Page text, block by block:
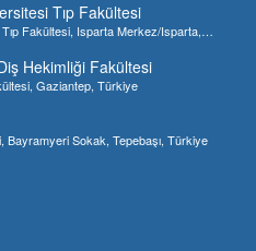
Tıp Fakültesi
Fakültesi, Isparta Merkez/Isparta,
Hekimliği Fakültesi
Gaziantep, Türkiye
Bayramyeri Sokak, Tepebaşı, Türkiye